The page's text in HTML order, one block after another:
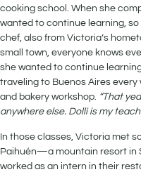
cooking school. When she
wanted to continue learning, so
chef, also from Victoria’s
small town, everyone knows
she wanted to continue
traveling to Buenos Aires every
and bakery workshop. “That
anywhere else. Dolli is my
In those classes, Victoria met
Paihuén—a mountain resort in
worked as an intern in their